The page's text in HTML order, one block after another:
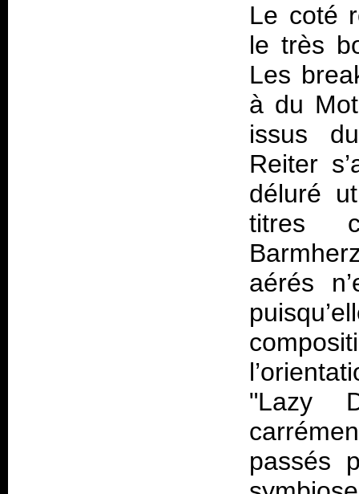
Le coté
le très
Les
à du
issus
Reiter
déluré
titres
aérés
"Lazy
passés